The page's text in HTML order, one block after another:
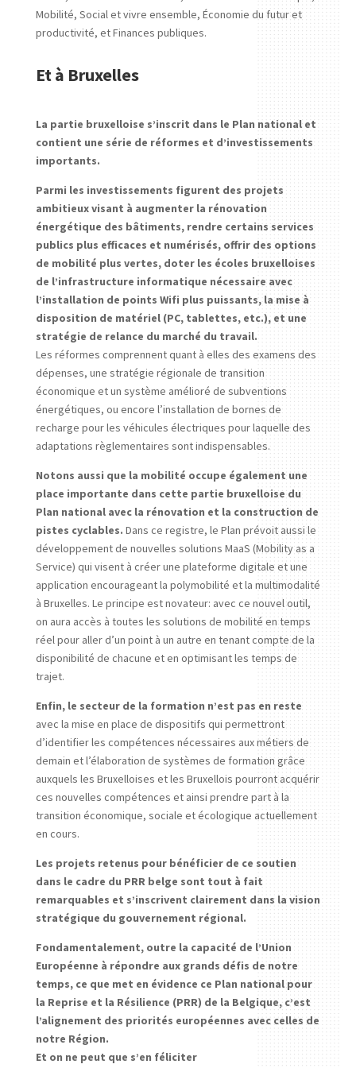
Mobilité, Social et vivre ensemble, Économie du futur et
productivité, et Finances publiques.
Et à Bruxelles
La partie bruxelloise s’inscrit dans le Plan national et
contient une série de réformes et d’investissements
importants.
Parmi les investissements figurent des projets
ambitieux visant à augmenter la rénovation
énergétique des bâtiments, rendre certains services
publics plus efficaces et numérisés, offrir des options
de mobilité plus vertes, doter les écoles bruxelloises
de l’infrastructure informatique nécessaire avec
l’installation de points Wifi plus puissants, la mise à
disposition de matériel (PC, tablettes, etc.), et une
stratégie de relance du marché du travail.
Les réformes comprennent quant à elles des examens des
dépenses, une stratégie régionale de transition
économique et un système amélioré de subventions
énergétiques, ou encore l’installation de bornes de
recharge pour les véhicules électriques pour laquelle des
adaptations règlementaires sont indispensables.
Notons aussi que la mobilité occupe également une
place importante dans cette partie bruxelloise du
Plan national avec la rénovation et la construction de
pistes cyclables. Dans ce registre, le Plan prévoit aussi le
développement de nouvelles solutions MaaS (Mobility as a
Service) qui visent à créer une plateforme digitale et une
application encourageant la polymobilité et la multimodalité
à Bruxelles. Le principe est novateur: avec ce nouvel outil,
on aura accès à toutes les solutions de mobilité en temps
réel pour aller d’un point à un autre en tenant compte de la
disponibilité de chacune et en optimisant les temps de
trajet.
Enfin, le secteur de la formation n’est pas en reste
avec la mise en place de dispositifs qui permettront
d’identifier les compétences nécessaires aux métiers de
demain et l’élaboration de systèmes de formation grâce
auxquels les Bruxelloises et les Bruxellois pourront acquérir
ces nouvelles compétences et ainsi prendre part à la
transition économique, sociale et écologique actuellement
en cours.
Les projets retenus pour bénéficier de ce soutien
dans le cadre du PRR belge sont tout à fait
remarquables et s’inscrivent clairement dans la vision
stratégique du gouvernement régional.
Fondamentalement, outre la capacité de l’Union
Européenne à répondre aux grands défis de notre
temps, ce que met en évidence ce Plan national pour
la Reprise et la Résilience (PRR) de la Belgique, c’est
l’alignement des priorités européennes avec celles de
notre Région.
Et on ne peut que s’en féliciter